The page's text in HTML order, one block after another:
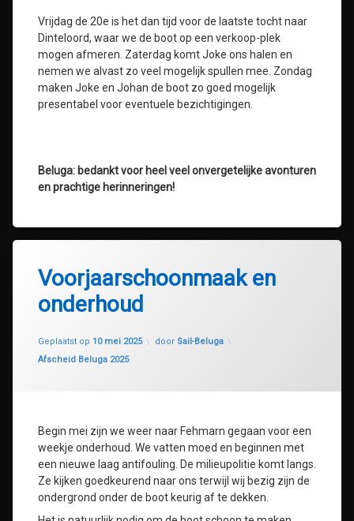
Vrijdag de 20e is het dan tijd voor de laatste tocht naar
Dinteloord, waar we de boot op een verkoop-plek
mogen afmeren. Zaterdag komt Joke ons halen en
nemen we alvast zo veel mogelijk spullen mee. Zondag
maken Joke en Johan de boot zo goed mogelijk
presentabel voor eventuele bezichtigingen.
Beluga: bedankt voor heel veel onvergetelijke avonturen
en prachtige herinneringen!
Voorjaarschoonmaak en
onderhoud
Geplaatst op 10 mei 2025
Geüpdatet op
door Sail-Beluga
Categorieën:
Afscheid Beluga 2025
Begin mei zijn we weer naar Fehmarn gegaan voor een
weekje onderhoud. We vatten moed en beginnen met
een nieuwe laag antifouling. De milieupolitie komt langs.
Ze kijken goedkeurend naar ons terwijl wij bezig zijn de
ondergrond onder de boot keurig af te dekken.